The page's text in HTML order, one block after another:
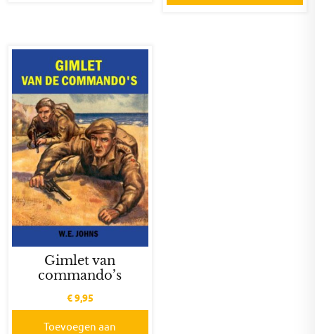
Gimlet van
commando’s
€9,95
Toevoegen aan